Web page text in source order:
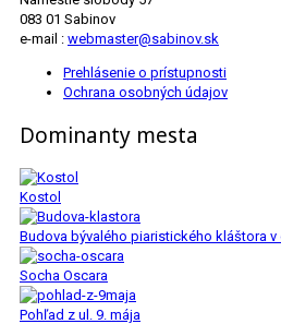
083 01 Sabinov
e-mail : webmaster@sabinov.sk
Prehlásenie o prístupnosti
Ochrana osobných údajov
Dominanty mesta
Kostol
Budova bývalého piaristického kláštora v
Socha Oscara
Pohľad z ul. 9. mája